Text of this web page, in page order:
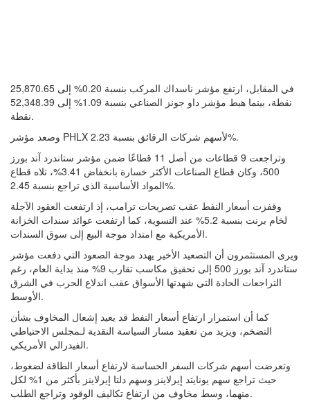
في المقابل، ارتفع مؤشر ناسداك المركب بنسبة 0.20% إلى 25,870.65
نقطة، بينما هبط مؤشر داو جونز الصناعي بنسبة 1.09% إلى 52,348.39
نقطة.
وصعد مؤشر PHLX لأسهم شركات الرقائق بنسبة 2.23%.
وتراجعت 9 قطاعات من أصل 11 قطاعًا ضمن مؤشر ستاندرد آند بورز
500، وكان قطاع الصناعات الأكثر خسارة بانخفاض 3.41%، تلاه قطاع
المواد الأساسية الذي تراجع بنسبة 2.45%.
وقفزت أسعار النفط عقب تصريحات ترامب، إذ ارتفعت العقود الآجلة
لخام برنت بنسبة 5.2% عند التسوية، كما ارتفعت عوائد سندات الخزانة
الأمريكية مع امتداد موجة البيع إلى سوق السندات.
ويرى المستثمرون أن التصعيد الأخير يهدد موجة الصعود التي دفعت مؤشر
ستاندرد آند بورز 500 إلى تحقيق مكاسب تقارب 9% منذ بداية العام، رغم
التراجعات الحادة التي شهدتها الأسواق عقب اندلاع الحرب في الشرق
الأوسط.
كما أن استمرار ارتفاع أسعار النفط قد يعيد إشعال المخاوف بشأن
التضخم، ويزيد من تعقيد مسار السياسة النقدية لـمجلس الاحتياطي
الفيدرالي الأمريكي.
وتعرضت أسهم شركات السفر الحساسة لارتفاع أسعار الطاقة لضغوط،
حيث تراجع سهم يونايتد إيرلاينز وسهم دلتا إيرلاينز بأكثر من 1% لكل
منهما، وسط مخاوف من ارتفاع تكاليف الوقود وتراجع الطلب.